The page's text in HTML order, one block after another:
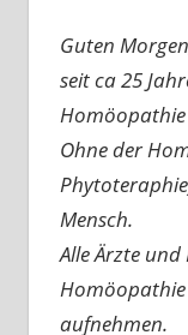
Guten
seit ca 25
Ohne der
Mensch.
Alle Ärzte und
aufnehmen.